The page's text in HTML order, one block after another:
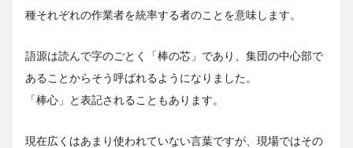
種それぞれの作業者を統率する者のことを意味します。
語源は読んで字のごとく「棒の芯」であり、集団の中心部で
あることからそう呼ばれるようになりました。
「棒心」と表記されることもあります。
現在広くはあまり使われていない言葉ですが、現場ではその